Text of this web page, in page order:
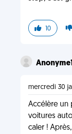
10
mercredi 30
Accélère un
voitures
caler !